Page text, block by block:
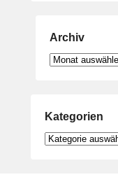
0
1
n
B
Archiv
Archiv
Kategorien
Kategorien